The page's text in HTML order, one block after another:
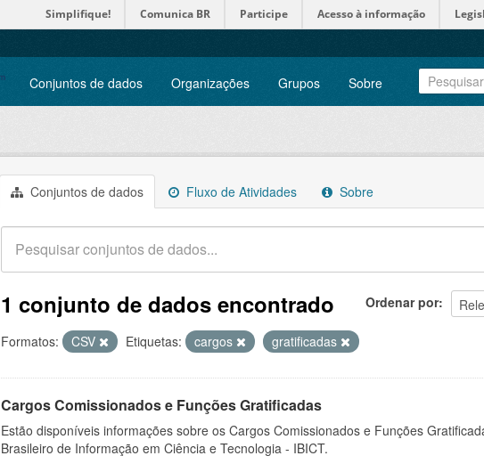
Simplifique! Comunica BR Participe Acesso à informação
Conjuntos de dados Organizações Grupos Sobre
Conjuntos de dados Fluxo de Atividades Sobre
Ordenar por
1 conjunto de dados encontrado
Formatos: CSV Etiquetas: cargos gratificadas
Cargos Comissionados e Funções Gratificadas
Estão disponíveis informações sobre os Cargos Comissionados e Funções
Brasileiro de Informação em Ciência e Tecnologia - IBICT.